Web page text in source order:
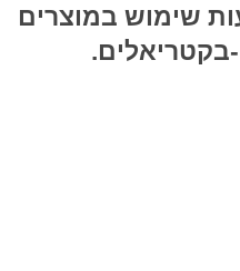
שימוש במוצרים
בקטריאלים.